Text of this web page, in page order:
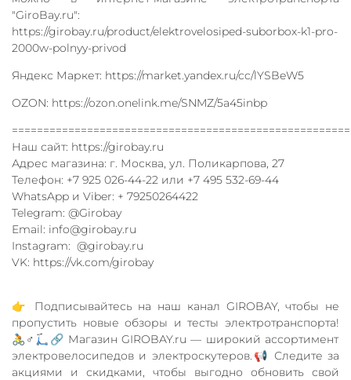
"GiroBay.ru":
https://girobay.ru/product/elektrovelosiped-suborbox-k1-pro-
2000w-polnyy-privod
Яндекс Маркет: https://market.yandex.ru/cc/lYSBeW5
OZON: https://ozon.onelink.me/SNMZ/5a45inbp
Наш сайт: https://girobay.ru
Адрес магазина: г. Москва, ул. Поликарпова, 27
Телефон: +7 925 026-44-22 или +7 495 532-69-44
WhatsApp и Viber: + 79250264422
Telegram: @Girobay
Email: info@girobay.ru
Instagram: @girobay.ru
VK: https://vk.com/girobay
👉 Подписывайтесь на наш канал GIROBAY, чтобы не
пропустить новые обзоры и тесты электротранспорта!
🚴♂️🛴🔗 Магазин GIROBAY.ru — широкий ассортимент
электровелосипедов и электроскутеров.📢 Следите за
акциями и скидками, чтобы выгодно обновить свой